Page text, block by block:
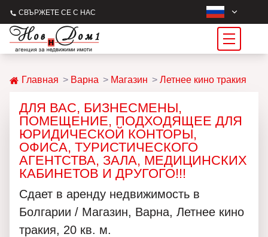
СВЪРЖЕТЕ СЕ С НАС
Главная Варна Магазин Летнее кино тракия
ДЛЯ ВАС, БИЗНЕСМЕНЫ,
ПОМЕЩЕНИЕ, ПОДХОДЯЩЕЕ ДЛЯ
ЮРИДИЧЕСКОЙ КОНТОРЫ,
ОФИСА, ТУРИСТИЧЕСКОГО
АГЕНТСТВА, ЗАЛА, МЕДИЦИНСКИХ
КАБИНЕТОВ И ДРУГОГО!!!
Сдает в аренду недвижимость в
Болгарии / Магазин, Варна, Летнее кино
тракия, 20 кв. м.